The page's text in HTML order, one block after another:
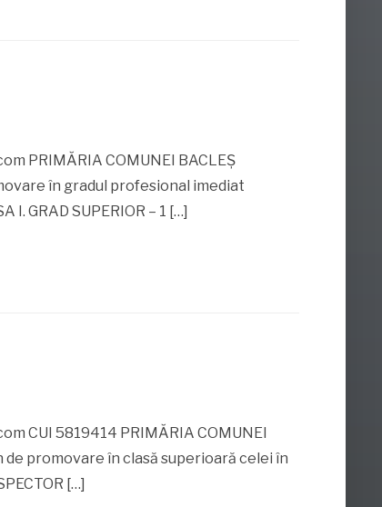
PRIMĂRIA COMUNEI BACLEŞ
în gradul profesional imediat
GRAD SUPERIOR – 1 […]
CUI 5819414 PRIMĂRIA COMUNEI
de promovare în clasă superioară celei în
[…]